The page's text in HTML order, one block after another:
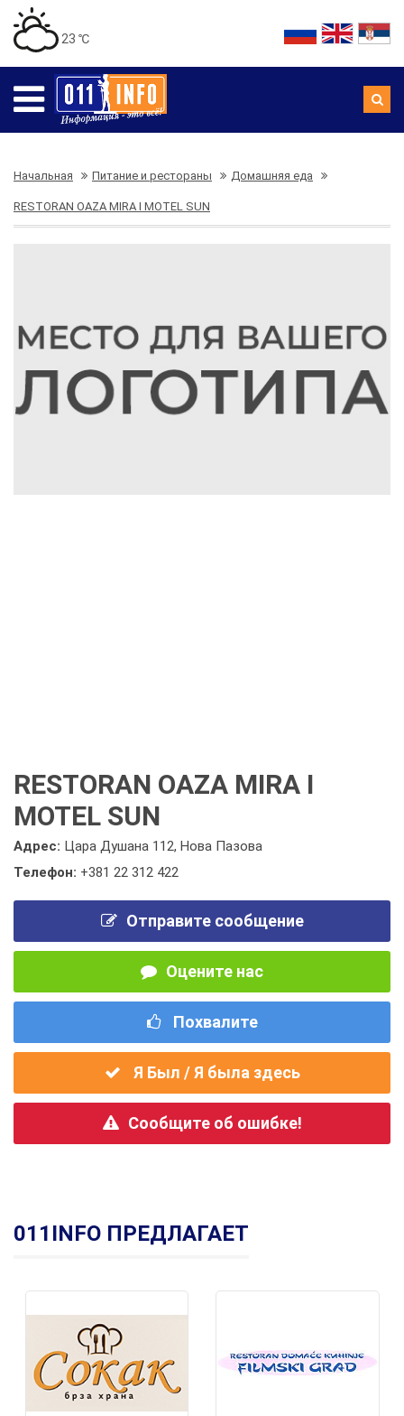
23 ℃
Начальная Питание и рестораны Домашняя еда
RESTORAN OAZA MIRA I MOTEL SUN
RESTORAN OAZA MIRA I
MOTEL SUN
Адрес: Цара Душана 112, Нова Пазова
Телефон: +381 22 312 422
Отправите сообщение
Оцените нас
Похвалите
Я Был / Я была здесь
Сообщите об ошибке!
011INFO ПРЕДЛАГАЕТ